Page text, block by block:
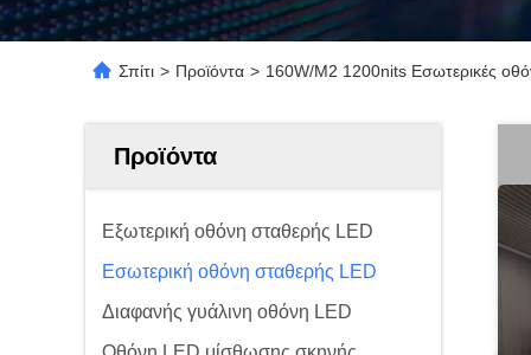
Σπίτι > Προϊόντα > 160W/M2 1200nits Εσωτερικές
Προϊόντα
Εξωτερική οθόνη σταθερής LED
Εσωτερική οθόνη σταθερής LED
Διαφανής γυάλινη οθόνη LED